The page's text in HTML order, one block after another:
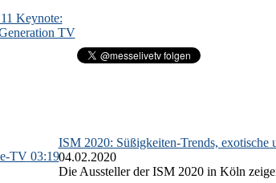
Keynote:
TV
03:19
ISM 2020: Süßigkeiten-Trends, exotische
04.02.2020
Die Aussteller der ISM 2020 in Köln